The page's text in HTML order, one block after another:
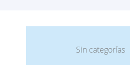
Sin categorías